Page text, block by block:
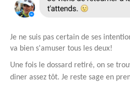
Je ne suis pas certain de ses
va bien s'amuser tous les deux!
Une fois le dossard retiré, on se
diner assez tôt. Je reste sage en